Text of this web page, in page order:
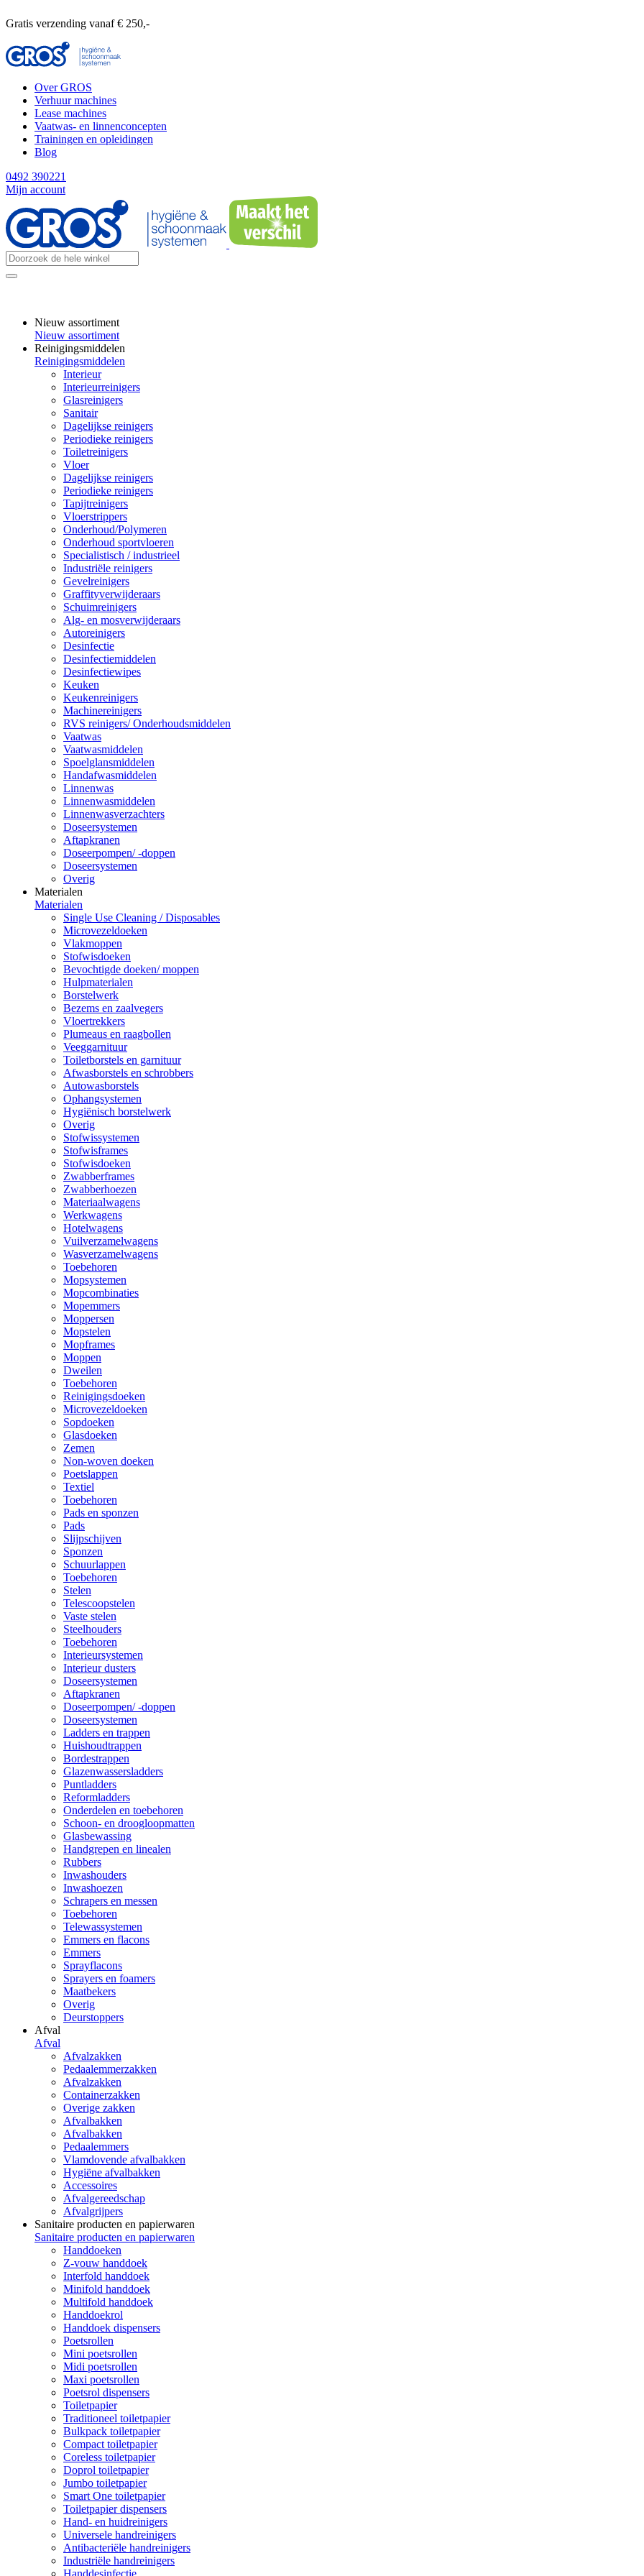
Gratis verzending vanaf € 250,-
Over GROS
Verhuur machines
Lease machines
Vaatwas- en linnenconcepten
Trainingen en opleidingen
Blog
0492 390221
Mijn account
Nieuw assortiment
Nieuw assortiment
Reinigingsmiddelen
Reinigingsmiddelen
Interieur
Interieurreinigers
Glasreinigers
Sanitair
Dagelijkse reinigers
Periodieke reinigers
Toiletreinigers
Vloer
Dagelijkse reinigers
Periodieke reinigers
Tapijtreinigers
Vloerstrippers
Onderhoud/Polymeren
Onderhoud sportvloeren
Specialistisch / industrieel
Industriële reinigers
Gevelreinigers
Graffityverwijderaars
Schuimreinigers
Alg- en mosverwijderaars
Autoreinigers
Desinfectie
Desinfectiemiddelen
Desinfectiewipes
Keuken
Keukenreinigers
Machinereinigers
RVS reinigers/ Onderhoudsmiddelen
Vaatwas
Vaatwasmiddelen
Spoelglansmiddelen
Handafwasmiddelen
Linnenwas
Linnenwasmiddelen
Linnenwasverzachters
Doseersystemen
Aftapkranen
Doseerpompen/ -doppen
Doseersystemen
Overig
Materialen
Materialen
Single Use Cleaning / Disposables
Microvezeldoeken
Vlakmoppen
Stofwisdoeken
Bevochtigde doeken/ moppen
Hulpmaterialen
Borstelwerk
Bezems en zaalvegers
Vloertrekkers
Plumeaus en raagbollen
Veeggarnituur
Toiletborstels en garnituur
Afwasborstels en schrobbers
Autowasborstels
Ophangsystemen
Hygiënisch borstelwerk
Overig
Stofwissystemen
Stofwisframes
Stofwisdoeken
Zwabberframes
Zwabberhoezen
Materiaalwagens
Werkwagens
Hotelwagens
Vuilverzamelwagens
Wasverzamelwagens
Toebehoren
Mopsystemen
Mopcombinaties
Mopemmers
Moppersen
Mopstelen
Mopframes
Moppen
Dweilen
Toebehoren
Reinigingsdoeken
Microvezeldoeken
Sopdoeken
Glasdoeken
Zemen
Non-woven doeken
Poetslappen
Textiel
Toebehoren
Pads en sponzen
Pads
Slijpschijven
Sponzen
Schuurlappen
Toebehoren
Stelen
Telescoopstelen
Vaste stelen
Steelhouders
Toebehoren
Interieursystemen
Interieur dusters
Doseersystemen
Aftapkranen
Doseerpompen/ -doppen
Doseersystemen
Ladders en trappen
Huishoudtrappen
Bordestrappen
Glazenwassersladders
Puntladders
Reformladders
Onderdelen en toebehoren
Schoon- en droogloopmatten
Glasbewassing
Handgrepen en linealen
Rubbers
Inwashouders
Inwashoezen
Schrapers en messen
Toebehoren
Telewassystemen
Emmers en flacons
Emmers
Sprayflacons
Sprayers en foamers
Maatbekers
Overig
Deurstoppers
Afval
Afval
Afvalzakken
Pedaalemmerzakken
Afvalzakken
Containerzakken
Overige zakken
Afvalbakken
Afvalbakken
Pedaalemmers
Vlamdovende afvalbakken
Hygiëne afvalbakken
Accessoires
Afvalgereedschap
Afvalgrijpers
Sanitaire producten en papierwaren
Sanitaire producten en papierwaren
Handdoeken
Z-vouw handdoek
Interfold handdoek
Minifold handdoek
Multifold handdoek
Handdoekrol
Handdoek dispensers
Poetsrollen
Mini poetsrollen
Midi poetsrollen
Maxi poetsrollen
Poetsrol dispensers
Toiletpapier
Traditioneel toiletpapier
Bulkpack toiletpapier
Compact toiletpapier
Coreless toiletpapier
Doprol toiletpapier
Jumbo toiletpapier
Smart One toiletpapier
Toiletpapier dispensers
Hand- en huidreinigers
Universele handreinigers
Antibacteriële handreinigers
Industriële handreinigers